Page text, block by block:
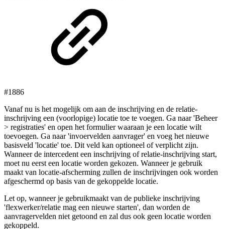
#1886
Vanaf nu is het mogelijk om aan de inschrijving en de relatie-
inschrijving een (voorlopige) locatie toe te voegen. Ga naar 'Beheer
> registraties' en open het formulier waaraan je een locatie wilt
toevoegen. Ga naar 'invoervelden aanvrager' en voeg het nieuwe
basisveld 'locatie' toe. Dit veld kan optioneel of verplicht zijn.
Wanneer de intercedent een inschrijving of relatie-inschrijving start,
moet nu eerst een locatie worden gekozen. Wanneer je gebruik
maakt van locatie-afscherming zullen de inschrijvingen ook worden
afgeschermd op basis van de gekoppelde locatie.
Let op, wanneer je gebruikmaakt van de publieke inschrijving
'flexwerker/relatie mag een nieuwe starten', dan worden de
aanvragervelden niet getoond en zal dus ook geen locatie worden
gekoppeld.